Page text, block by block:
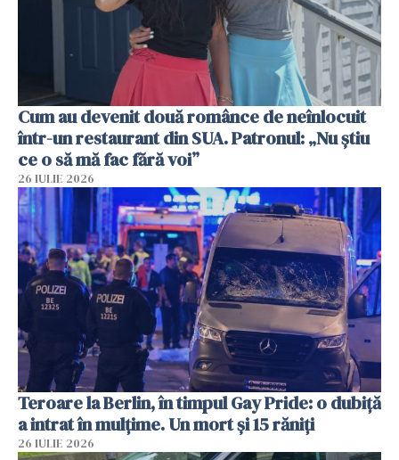
Cum au devenit două românce de neînlocuit
într-un restaurant din SUA. Patronul: „Nu știu
ce o să mă fac fără voi”
26 IULIE 2026
Teroare la Berlin, în timpul Gay Pride: o dubiță
a intrat în mulțime. Un mort și 15 răniți
26 IULIE 2026